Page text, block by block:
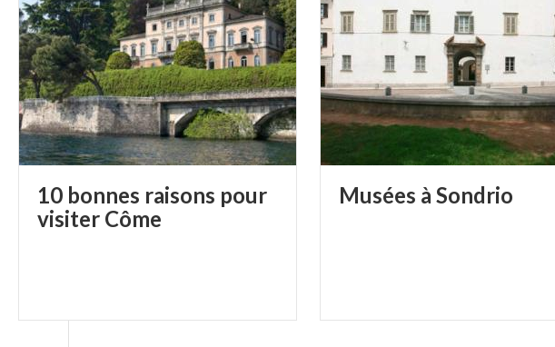
10 bonnes raisons pour
visiter Côme
Musées à Sondrio